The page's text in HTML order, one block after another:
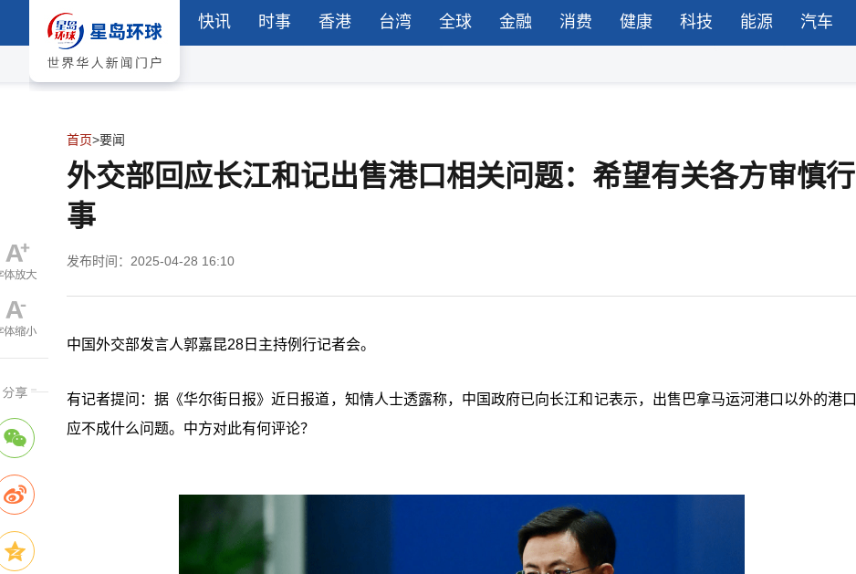
快讯 时事 香港 台湾 全球 金融 消费 健康 科技 能源 汽车
首页>要闻
外交部回应长江和记出售港口相关问题：希望有关各方审慎行
事
发布时间：2025-04-28 16:10
中国外交部发言人郭嘉昆28日主持例行记者会。
有记者提问：据《华尔街日报》近日报道，知情人士透露称，中国政府已向长江和记表示，出售巴拿马运河港口以外的港口
应不成什么问题。中方对此有何评论？